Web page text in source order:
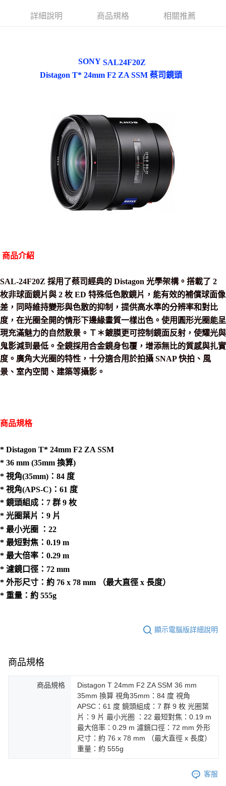
詳細說明 商品規格 相關推薦
SONY SAL24F20Z
Distagon T* 24mm F2 ZA SSM 蔡司鏡頭
商品介紹
SAL-24F20Z 採用了蔡司經典的 Distagon 光學架構。搭載了 2
枚非球面鏡片與 2 枚 ED 特殊低色散鏡片，能有效的補償球面像
差，同時維持變形與色散的抑制，提供高水準的分辨率和對比
度，在光圈全開的情形下邊緣畫質一樣出色。使用圓形光圈能呈
現充滿魅力的自然散景。Ｔ＊鍍膜更可控制鏡面反射，使耀光與
鬼影減到最低。全鏡採用合金鏡身包覆，增添無比的質感與扎實
度。廣角大光圈的特性，十分適合用於拍攝 SNAP 快拍、風
景、室內空間、建築等攝影。
商品規格
* Distagon T* 24mm F2 ZA SSM
* 36 mm (35mm 換算)
* 視角(35mm)：84 度
* 視角(APS-C)：61 度
* 鏡頭組成：7 群 9 枚
* 光圈葉片：9 片
* 最小光圈 ：22
* 最短對焦：0.19 m
* 最大倍率：0.29 m
* 濾鏡口徑：72 mm
* 外形尺寸：約 76 x 78 mm （最大直徑 x 長度）
* 重量：約 555g
顯示電腦版詳細說明
商品規格
商品規格
Distagon T 24mm F2 ZA SSM 36 mm
35mm 換算 視角35mm：84 度 視角
APSC：61 度 鏡頭組成：7 群 9 枚 光圈葉
片：9 片 最小光圈 ：22 最短對焦：0.19 m
最大倍率：0.29 m 濾鏡口徑：72 mm 外形
尺寸：約 76 x 78 mm （最大直徑 x 長度）
重量：約 555g
客服